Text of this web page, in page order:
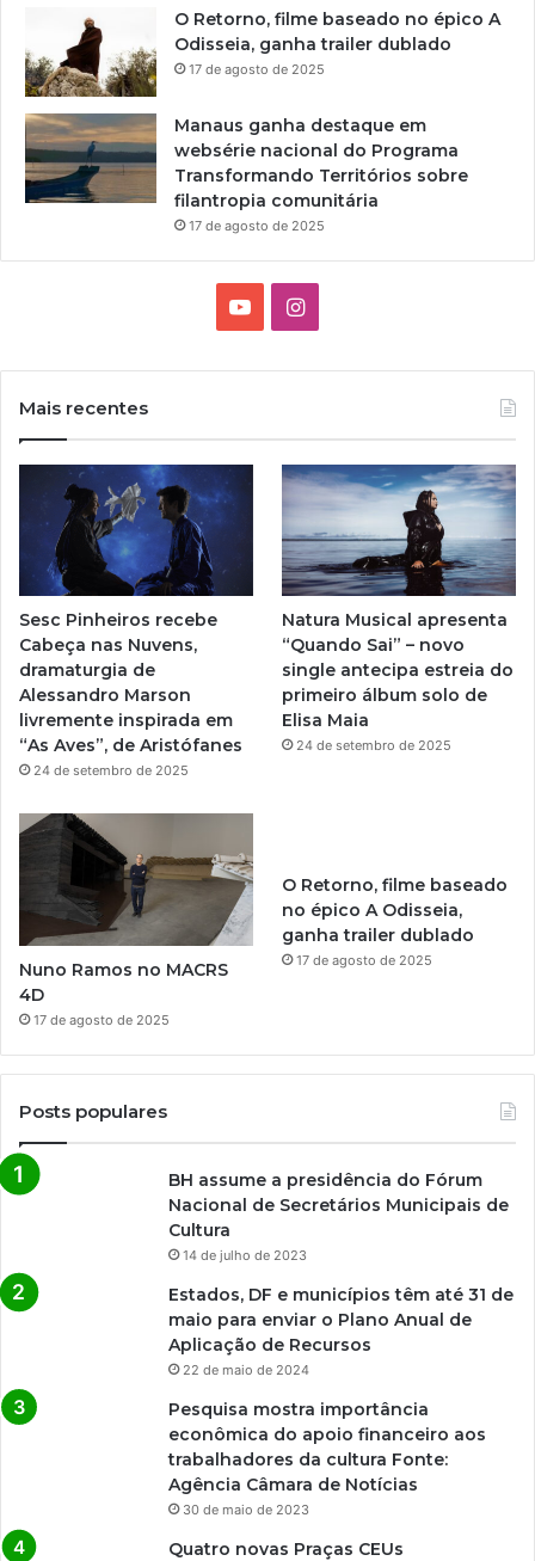
O Retorno, filme baseado no épico A
Odisseia, ganha trailer dublado
17 de agosto de 2025
Manaus ganha destaque em
websérie nacional do Programa
Transformando Territórios sobre
filantropia comunitária
17 de agosto de 2025
e
I
g
r
a
m
Mais recentes
Sesc Pinheiros recebe
Cabeça nas Nuvens,
dramaturgia de
Alessandro Marson
livremente inspirada em
“As Aves”, de Aristófanes
24 de setembro de 2025
Natura Musical apresenta
“Quando Sai” – novo
single antecipa estreia do
primeiro álbum solo de
Elisa Maia
24 de setembro de 2025
Nuno Ramos no MACRS
4D
17 de agosto de 2025
O Retorno, filme baseado
no épico A Odisseia,
ganha trailer dublado
17 de agosto de 2025
Posts populares
BH assume a presidência do Fórum
Nacional de Secretários Municipais de
Cultura
14 de julho de 2023
Estados, DF e municípios têm até 31 de
maio para enviar o Plano Anual de
Aplicação de Recursos
22 de maio de 2024
Pesquisa mostra importância
econômica do apoio financeiro aos
trabalhadores da cultura Fonte:
Agência Câmara de Notícias
30 de maio de 2023
Quatro novas Praças CEUs